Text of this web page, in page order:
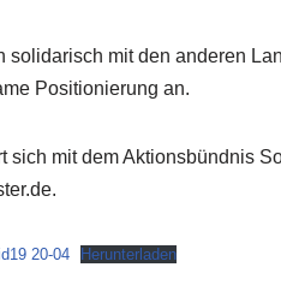
solidarisch mit den anderen
Positionierung an.
sich mit dem Aktionsbündnis
20-04 Herunterladen